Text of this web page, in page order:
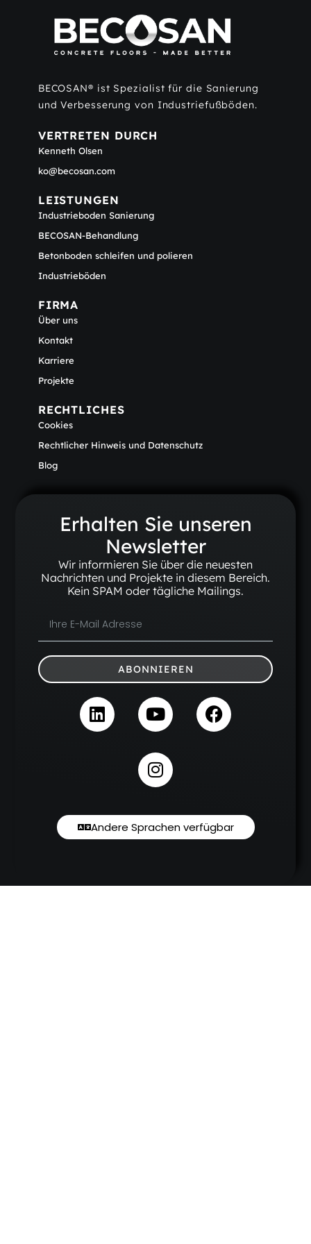
BECOSAN® ist Spezialist für die Sanierung
und Verbesserung von Industriefußböden.
VERTRETEN DURCH
Kenneth Olsen
ko@becosan.com
LEISTUNGEN
Industrieboden Sanierung
BECOSAN-Behandlung
Betonboden schleifen und polieren
Industrieböden
FIRMA
Über uns
Kontakt
Karriere
Projekte
RECHTLICHES
Cookies
Rechtlicher Hinweis und Datenschutz
Blog
Erhalten Sie unseren
Newsletter
Wir informieren Sie über die neuesten
Nachrichten und Projekte in diesem Bereich.
Kein SPAM oder tägliche Mailings.
ABONNIEREN
Andere Sprachen verfügbar